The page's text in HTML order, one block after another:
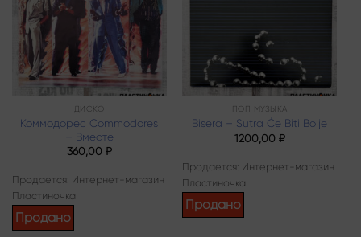
ДИСКО
Коммодорес Commodores
– Вместе
360,00 ₽
Продается: Интернет-магазин
Пластиночка
Продано
ПОП МУЗЫКА
Bisera – Sutra Će Biti Bolje
1200,00 ₽
Продается: Интернет-магазин
Пластиночка
Продано